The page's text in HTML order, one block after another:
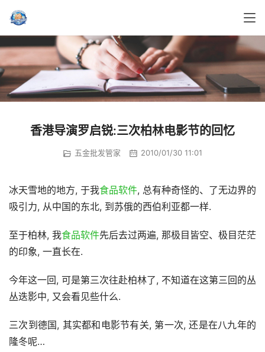
香港导演罗启锐:三次柏林电影节的回忆
五金批发管家 2010/01/30 11:01
冰天雪地的地方, 于我食品软件, 总有种奇怪的、了无边界的
吸引力, 从中国的东北, 到苏俄的西伯利亚都一样.
至于柏林, 我食品软件先后去过两遍, 那极目皆空、极目茫茫
的印象, 一直长在.
今年这一回, 可是第三次往赴柏林了, 不知道在这第三回的丛
丛迭影中, 又会看见些什么.
三次到德国, 其实都和电影节有关, 第一次, 还是在八九年的
隆冬呢…